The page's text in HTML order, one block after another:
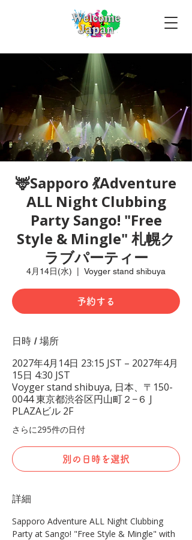
🦌Sapporo 💃Adventure
ALL Night Clubbing
Party Sango! "Free
Style & Mingle" 札幌ク
ラブパーティー
4月14日(水) Voyger stand shibuya
予約する
日時 / 場所
2027年4月14日 23:15 JST – 2027年4月
15日 4:30 JST
Voyger stand shibuya, 日本、〒150-
0044 東京都渋谷区円山町２−６ J
PLAZAビル 2F
さらに295件の日付
別の日時を選択
詳細
Sapporo Adventure ALL Night Clubbing
Party at Sango! "Free Style & Mingle" with